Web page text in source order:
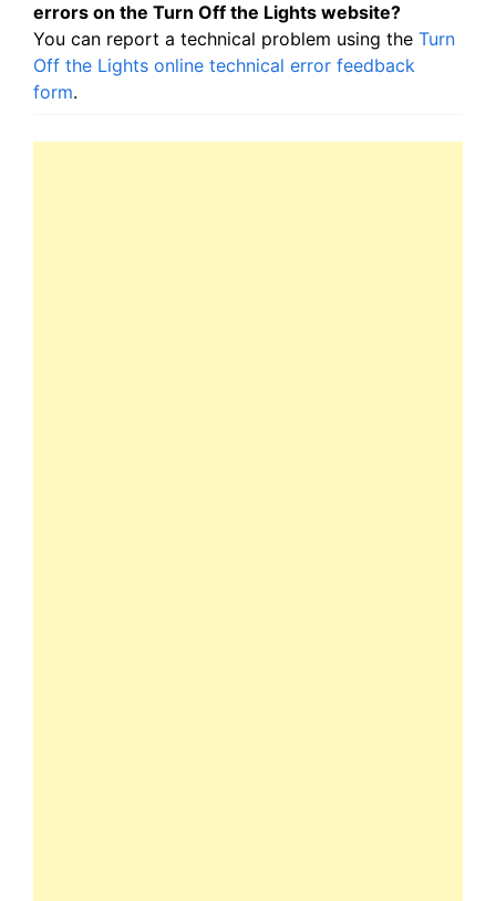
errors on the Turn Off the Lights website?
You can report a technical problem using the Turn
Off the Lights online technical error feedback
form.